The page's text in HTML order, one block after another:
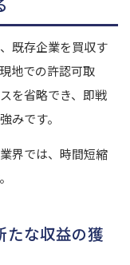
既存企業を買収す
現地での許認可取
を省略でき、即戦
みです。
界では、時間短縮
たな収益の獲